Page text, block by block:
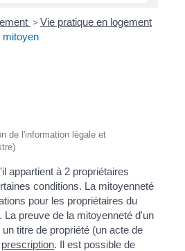
> Vie pratique en logement
mitoyen
de l'information légale et
appartient à 2 propriétaires
conditions. La mitoyenneté
pour les propriétaires du
preuve de la mitoyenneté d'un
titre de propriété (un acte de
prescription. Il est possible de